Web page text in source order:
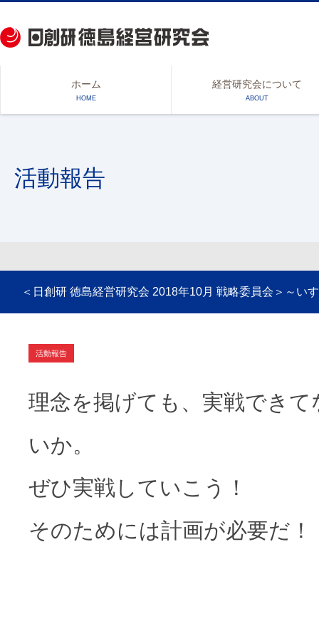
ホーム
HOME
経営研究会について
ABOUT
活動報告
＜日創研 徳島経営研究会 2018年10月 戦略委員会＞～い
活動報告
理念を掲げても、実戦でき
いか。
ぜひ実戦していこう！
そのためには計画が必要だ！